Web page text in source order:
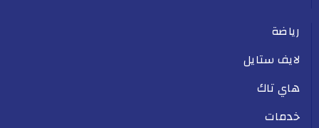
رياضة
لايف ستايل
هاي تاك
خدمات